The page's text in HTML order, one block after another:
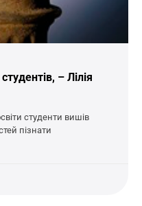
– Лілія
студенти вишів
пізнати